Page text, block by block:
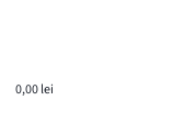
0,00 lei